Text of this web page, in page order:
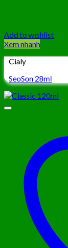
Add to wishlist
Xem nhanh
Cialy
SeoSon 28ml